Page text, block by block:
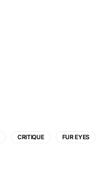
CRITIQUE FUR EYES